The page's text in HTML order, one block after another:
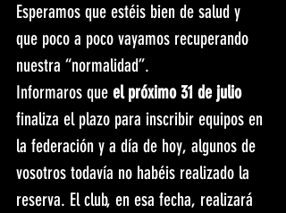
Esperamos que estéis bien de salud y
que poco a poco vayamos recuperando
nuestra “normalidad”.
Informaros que el próximo 31 de julio
finaliza el plazo para inscribir equipos en
la federación y a día de hoy, algunos de
vosotros todavía no habéis realizado la
reserva. El club, en esa fecha, realizará